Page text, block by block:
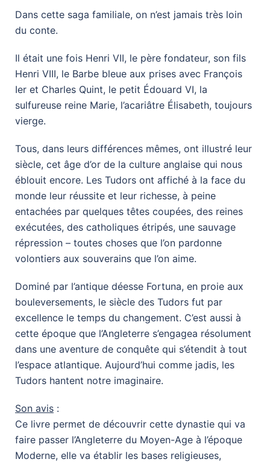
Dans cette saga familiale, on n’est jamais très loin
du conte.
Il était une fois Henri VII, le père fondateur, son fils
Henri VIII, le Barbe bleue aux prises avec François
Ier et Charles Quint, le petit Édouard VI, la
sulfureuse reine Marie, l’acariâtre Élisabeth, toujours
vierge.
Tous, dans leurs différences mêmes, ont illustré leur
siècle, cet âge d’or de la culture anglaise qui nous
éblouit encore. Les Tudors ont affiché à la face du
monde leur réussite et leur richesse, à peine
entachées par quelques têtes coupées, des reines
exécutées, des catholiques étripés, une sauvage
répression – toutes choses que l’on pardonne
volontiers aux souverains que l’on aime.
Dominé par l’antique déesse Fortuna, en proie aux
bouleversements, le siècle des Tudors fut par
excellence le temps du changement. C’est aussi à
cette époque que l’Angleterre s’engagea résolument
dans une aventure de conquête qui s’étendit à tout
l’espace atlantique. Aujourd’hui comme jadis, les
Tudors hantent notre imaginaire.
Son avis :
Ce livre permet de découvrir cette dynastie qui va
faire passer l’Angleterre du Moyen-Age à l’époque
Moderne, elle va établir les bases religieuses,